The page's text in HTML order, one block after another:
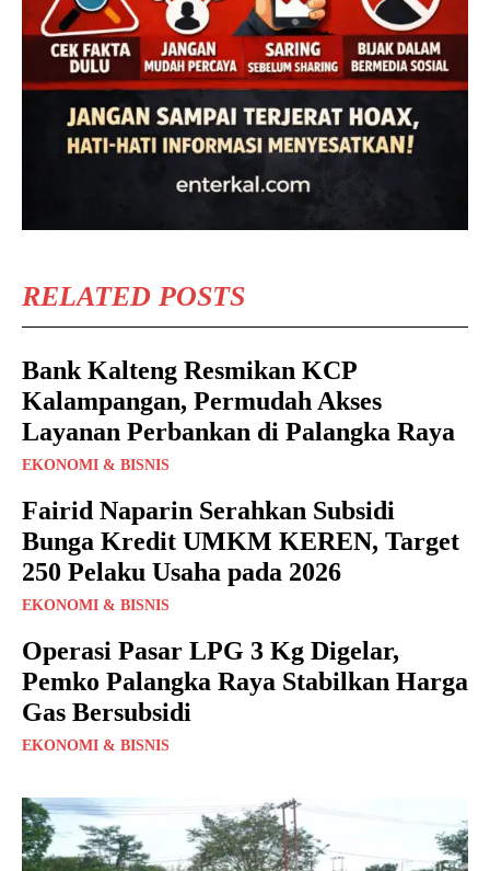
RELATED POSTS
Bank Kalteng Resmikan KCP
Kalampangan, Permudah Akses
Layanan Perbankan di Palangka Raya
EKONOMI & BISNIS
Fairid Naparin Serahkan Subsidi
Bunga Kredit UMKM KEREN, Target
250 Pelaku Usaha pada 2026
EKONOMI & BISNIS
Operasi Pasar LPG 3 Kg Digelar,
Pemko Palangka Raya Stabilkan Harga
Gas Bersubsidi
EKONOMI & BISNIS